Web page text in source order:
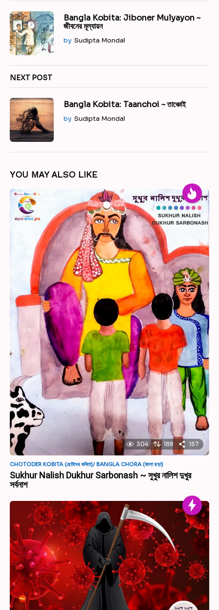
i
o
n
Bangla Kobita: Jiboner Mulyayon ~
জীবনের মূল্যায়ন
by Sudipta Mondal
NEXT POST
Bangla Kobita: Taanchoi ~ তাঞ্চোই
by Sudipta Mondal
YOU MAY ALSO LIKE
304 188 157
CHOTODER KOBITA (ছোটদের কবিতা)/ BANGLA CHORA (বাংলা ছড়া)
Sukhur Nalish Dukhur Sarbonash ~ সুখুর নালিশ দুখুর
সর্বনাশ